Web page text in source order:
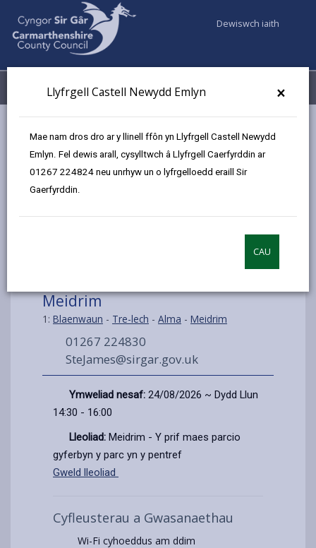
×
Llyfrgell Castell Newydd Emlyn
Mae nam dros dro ar y llinell ffôn yn Llyfrgell Castell Newydd
Emlyn. Fel dewis arall, cysylltwch â Llyfrgell Caerfyrddin ar
01267 224824 neu unrhyw un o lyfrgelloedd eraill Sir
Gaerfyrddin.
CAU
Dewiswch iaith
Dewislen Fy Nghyfrifon
Meidrim
1: Blaenwaun - Tre-lech - Alma - Meidrim
01267 224830
SteJames@sirgar.gov.uk
Ymweliad nesaf: 24/08/2026 ~ Dydd Llun
14:30 - 16:00
Lleoliad: Meidrim - Y prif maes parcio
gyferbyn y parc yn y pentref
Gweld lleoliad
Cyfleusterau a Gwasanaethau
Wi-Fi cyhoeddus am ddim